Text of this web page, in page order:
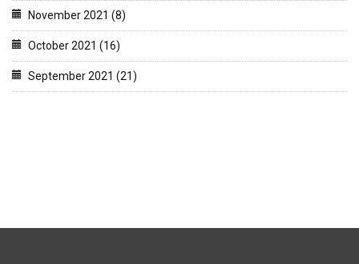
November 2021 (8)
October 2021 (16)
September 2021 (21)